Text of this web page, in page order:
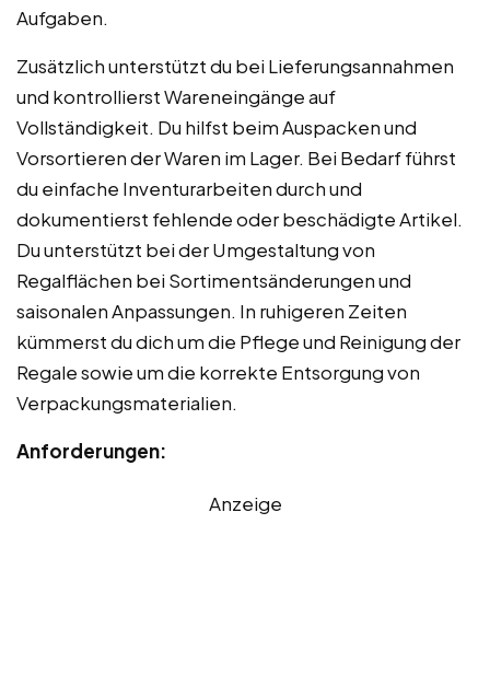
Aufgaben.
Zusätzlich unterstützt du bei Lieferungsannahmen
und kontrollierst Wareneingänge auf
Vollständigkeit. Du hilfst beim Auspacken und
Vorsortieren der Waren im Lager. Bei Bedarf führst
du einfache Inventurarbeiten durch und
dokumentierst fehlende oder beschädigte Artikel.
Du unterstützt bei der Umgestaltung von
Regalflächen bei Sortimentsänderungen und
saisonalen Anpassungen. In ruhigeren Zeiten
kümmerst du dich um die Pflege und Reinigung der
Regale sowie um die korrekte Entsorgung von
Verpackungsmaterialien.
Anforderungen:
Anzeige